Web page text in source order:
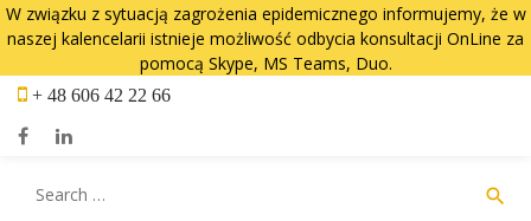
W związku z sytuacją zagrożenia epidemicznego informujemy, że w
naszej kalencelarii istnieje możliwość odbycia konsultacji OnLine za
pomocą Skype, MS Teams, Duo.
Skip
content
+ 48 606 42 22 66
Search
search